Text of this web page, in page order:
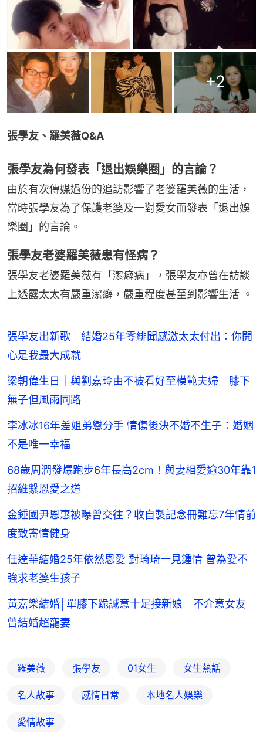
+2
張學友、羅美薇Q&A
張學友為何發表「退出娛樂圈」的言論？
由於有次傳媒過份的追訪影響了老婆羅美薇的生活，
當時張學友為了保護老婆及一對愛女而發表「退出娛
樂圈」的言論。
張學友老婆羅美薇患有怪病？
張學友老婆羅美薇有「潔癖病」，張學友亦曾在訪談
上透露太太有嚴重潔癖，嚴重程度甚至到影響生活 。
張學友出新歌 結婚25年零緋聞感激太太付出：你開
心是我最大成就
梁朝偉生日｜與劉嘉玲由不被看好至模範夫婦 膝下
無子但風雨同路
李冰冰16年差姐弟戀分手 情傷後決不婚不生子：婚姻
不是唯一幸福
68歲周潤發爆跑步6年長高2cm！與妻相愛逾30年靠1
招維繫恩愛之道
金鍾國尹恩惠被曝曾交往？收自製記念冊難忘7年情前
度致寄情健身
任達華結婚25年依然恩愛 對琦琦一見鍾情 曾為愛不
強求老婆生孩子
黃嘉樂結婚│單膝下跪誠意十足接新娘 不介意女友
曾結婚超寵妻
羅美薇 張學友 01女生 女生熱話
名人故事 感情日常 本地名人娛樂
愛情故事